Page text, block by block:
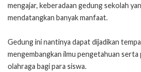
mengajar, keberadaan gedung sekolah
mendatangkan banyak manfaat.
Gedung ini nantinya dapat dijadikan
mengembangkan ilmu pengetahuan serta
olahraga bagi para siswa.